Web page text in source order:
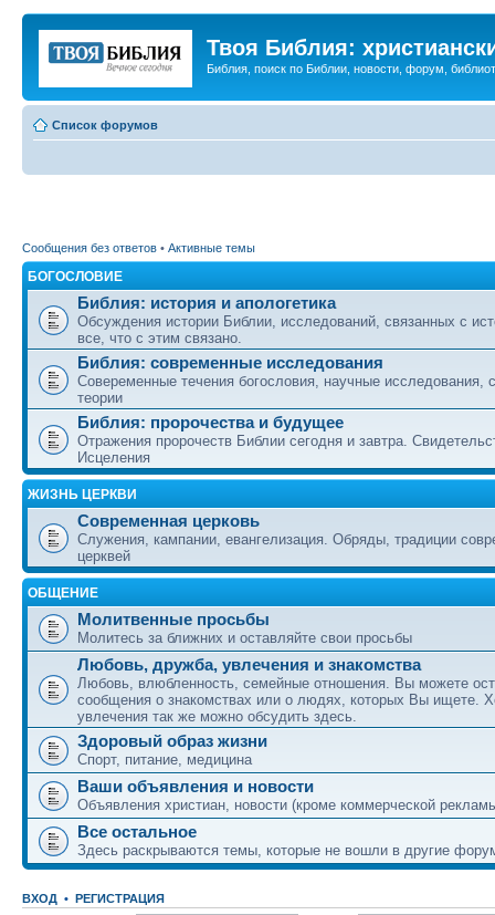
Твоя Библия:
Библия, поиск по Библии, новости, форум,
Список форумов
Сообщения без ответов • Активные темы
БОГОСЛОВИЕ
Библия: история и апологетика
Обсуждения истории Библии, исследований, связанных с
все, что с этим связано.
Библия: современные исследования
Совеременные течения богословия, научные исследования,
теории
Библия: пророчества и будущее
Отражения пророчеств Библии сегодня и завтра.
Исцеления
ЖИЗНЬ ЦЕРКВИ
Современная церковь
Служения, кампании, евангелизация. Обряды, традиции
церквей
ОБЩЕНИЕ
Молитвенные просьбы
Молитесь за ближних и оставляйте свои просьбы
Любовь, дружба, увлечения и знакомства
Любовь, влюбленность, семейные отношения. Вы можете
сообщения о знакомствах или о людях, которых Вы ищете.
увлечения так же можно обсудить здесь.
Здоровый образ жизни
Спорт, питание, медицина
Ваши объявления и новости
Объявления христиан, новости (кроме коммерческой
Все остальное
Здесь раскрываются темы, которые не вошли в другие
ВХОД • РЕГИСТРАЦИЯ